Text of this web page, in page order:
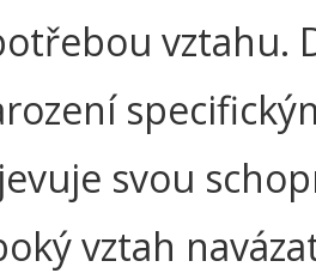
vztahu.
svou
vztah